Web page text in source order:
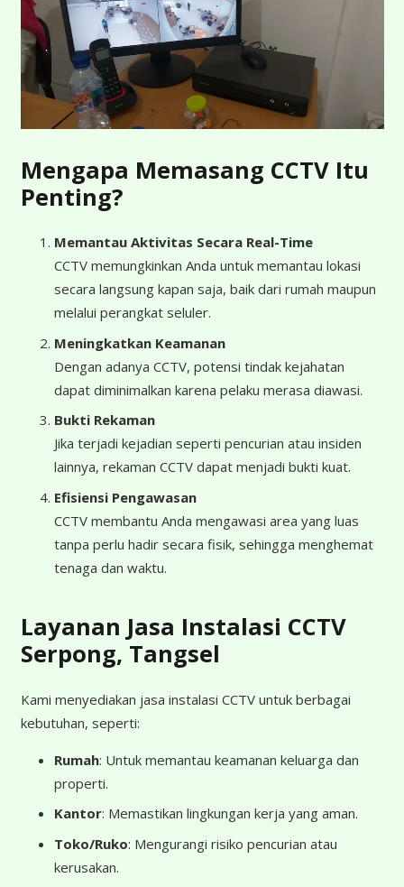
Mengapa Memasang CCTV Itu
Penting?
Memantau Aktivitas Secara Real-Time
CCTV memungkinkan Anda untuk memantau lokasi
secara langsung kapan saja, baik dari rumah maupun
melalui perangkat seluler.
Meningkatkan Keamanan
Dengan adanya CCTV, potensi tindak kejahatan
dapat diminimalkan karena pelaku merasa diawasi.
Bukti Rekaman
Jika terjadi kejadian seperti pencurian atau insiden
lainnya, rekaman CCTV dapat menjadi bukti kuat.
Efisiensi Pengawasan
CCTV membantu Anda mengawasi area yang luas
tanpa perlu hadir secara fisik, sehingga menghemat
tenaga dan waktu.
Layanan Jasa Instalasi CCTV
Serpong, Tangsel
Kami menyediakan jasa instalasi CCTV untuk berbagai
kebutuhan, seperti:
Rumah: Untuk memantau keamanan keluarga dan
properti.
Kantor: Memastikan lingkungan kerja yang aman.
Toko/Ruko: Mengurangi risiko pencurian atau
kerusakan.